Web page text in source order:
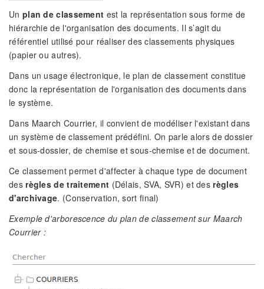
Un plan de classement est la représentation sous forme de
hiérarchie de l'organisation des documents. Il s’agit du
référentiel utilisé pour réaliser des classements physiques
(papier ou autres).
Dans un usage électronique, le plan de classement constitue
donc la représentation de l'organisation des documents dans
le système.
Dans Maarch Courrier, il convient de modéliser l'existant dans
un système de classement prédéfini. On parle alors de dossier
et sous-dossier, de chemise et sous-chemise et de document.
Ce classement permet d'affecter à chaque type de document
desrègles de traitement (Délais, SVA, SVR) et desrègles
d'archivage. (Conservation, sort final)
Exemple d'arborescence du plan de classement sur Maarch
Courrier :